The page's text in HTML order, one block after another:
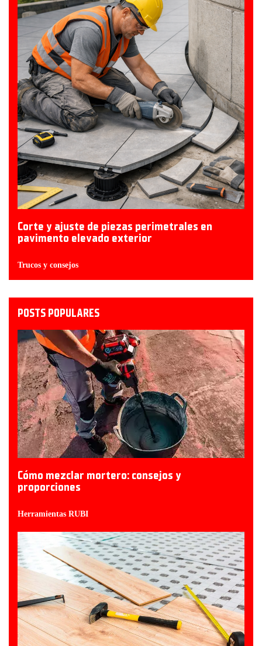
Corte y ajuste de piezas perimetrales en
pavimento elevado exterior
Trucos y consejos
POSTS POPULARES
Cómo mezclar mortero: consejos y
proporciones
Herramientas RUBI